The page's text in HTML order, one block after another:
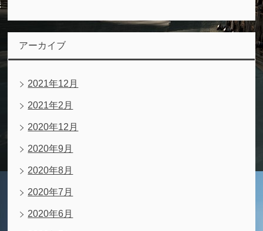
アーカイブ
2021年12月
2021年2月
2020年12月
2020年9月
2020年8月
2020年7月
2020年6月